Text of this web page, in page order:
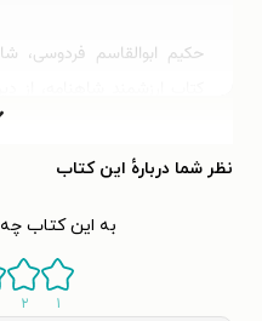
حکیم ابوالقاسم فردوسی،
موقعیتی والا برخوردار
جایگاه این شاعر شهیر
در باب نام و نام‌خانوادگی
تخلصی که امروزه با ترکیب
نظر شما دربارهٔ این کتاب
به این کتاب
۱ ۲